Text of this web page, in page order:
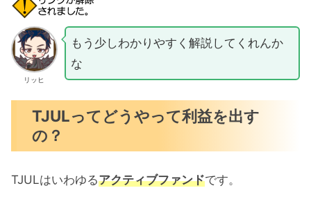
リッヒ
もう少しわかりやすく解説してくれんか
な
TJULってどうやって利益を出す
の？
TJULはいわゆるアクティブファンドです。